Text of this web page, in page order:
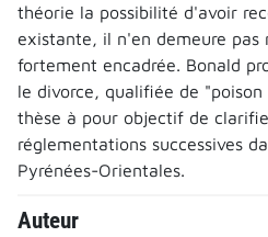
théorie la possibilité d'avoir
existante, il n'en demeure pas
fortement encadrée. Bonald
le divorce, qualifiée de
thèse à pour objectif de
réglementations successives
Pyrénées-Orientales.
Auteur